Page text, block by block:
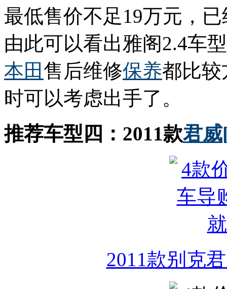
最低售价不足19万元，
由此可以看出雅阁2.4车
本田 售后维修保养都比较
时可以考虑出手了。
推荐车型四：2011款君威
2011款别克